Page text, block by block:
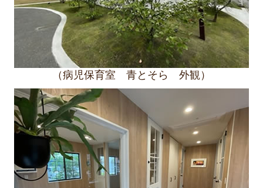
（病児保育室 青とそら 外観）